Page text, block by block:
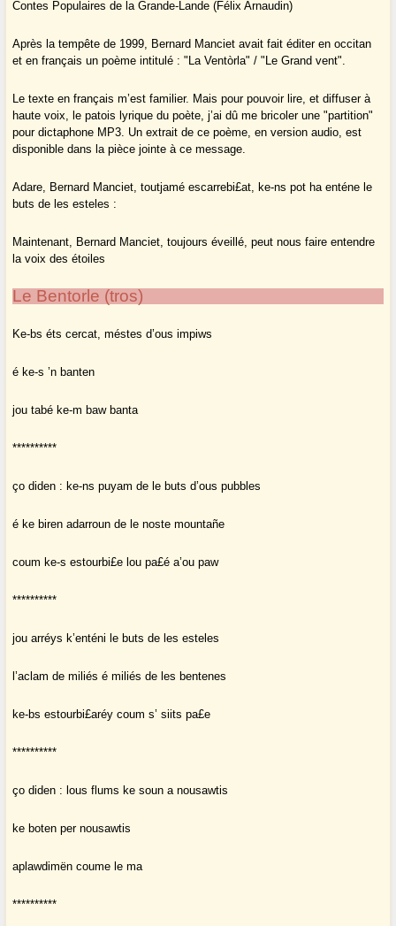
Contes Populaires de la Grande-Lande (Félix Arnaudin)
Après la tempête de 1999, Bernard Manciet avait fait éditer en occitan
et en français un poème intitulé : "La Ventòrla" / "Le Grand vent".
Le texte en français m’est familier. Mais pour pouvoir lire, et diffuser à
haute voix, le patois lyrique du poète, j’ai dû me bricoler une "partition"
pour dictaphone MP3. Un extrait de ce poème, en version audio, est
disponible dans la pièce jointe à ce message.
Adare, Bernard Manciet, toutjamé escarrebi£at, ke-ns pot ha enténe le
buts de les esteles :
Maintenant, Bernard Manciet, toujours éveillé, peut nous faire entendre
la voix des étoiles
Le Bentorle (tros)
Ke-bs éts cercat, méstes d’ous impiws
é ke-s ’n banten
jou tabé ke-m baw banta
**********
ço diden : ke-ns puyam de le buts d’ous pubbles
é ke biren adarroun de le noste mountañe
coum ke-s estourbi£e lou pa£é a’ou paw
**********
jou arréys k’enténi le buts de les esteles
l’aclam de miliés é miliés de les bentenes
ke-bs estourbi£aréy coum s’ siits pa£e
**********
ço diden : lous flums ke soun a nousawtis
ke boten per nousawtis
aplawdimën coume le ma
**********